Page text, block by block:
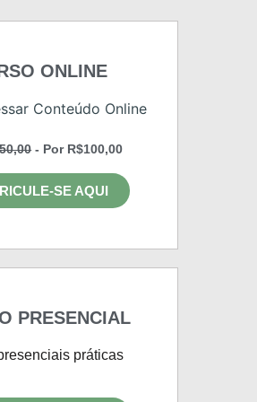
ONLINE
Conteúdo Online
- Por R$100,00
SE AQUI
PRESENCIAL
práticas